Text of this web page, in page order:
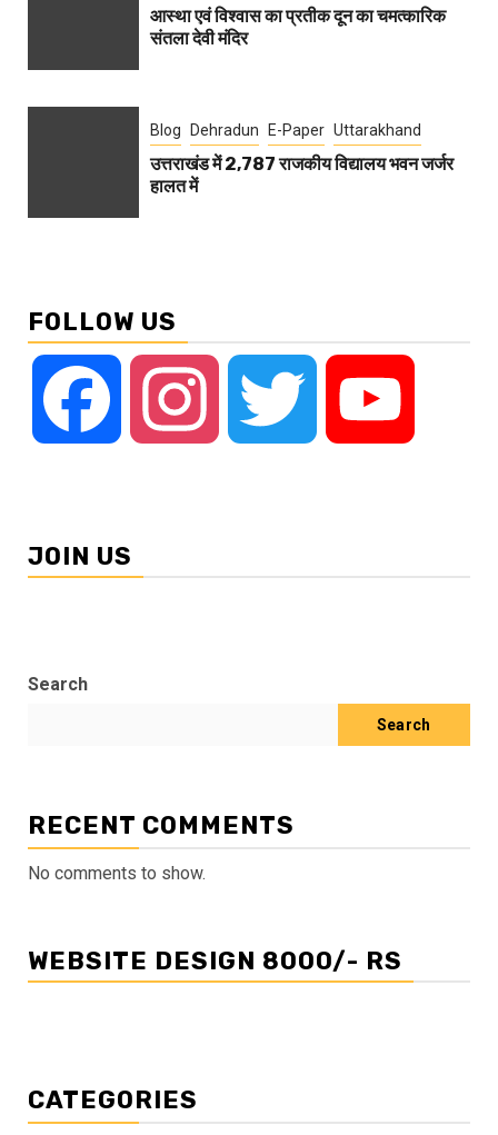
आस्था एवं विश्वास का प्रतीक दून का चमत्कारिक
संतला देवी मंदिर
Blog Dehradun E-Paper Uttarakhand
उत्तराखंड में 2,787 राजकीय विद्यालय भवन जर्जर
हालत में
FOLLOW US
Facebook Instagram Twitter
JOIN US
Search
Search
RECENT COMMENTS
No comments to show.
WEBSITE DESIGN 8000/- RS
CATEGORIES